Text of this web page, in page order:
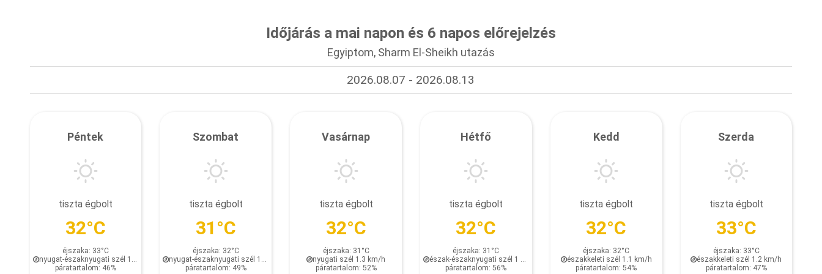
Időjárás a mai napon és 6 napos előrejelzés
Egyiptom, Sharm El-Sheikh utazás
2026.08.07 - 2026.08.13
Péntek
tiszta égbolt
32°C
éjszaka: 33°C
nyugat-északnyugati szél 1.9 km/h
páratartalom: 46%
Szombat
tiszta égbolt
31°C
éjszaka: 32°C
nyugat-északnyugati szél 1.9 km/h
páratartalom: 49%
Vasárnap
tiszta égbolt
32°C
éjszaka: 31°C
nyugati szél 1.3 km/h
páratartalom: 52%
Hétfő
tiszta égbolt
32°C
éjszaka: 31°C
észak-északnyugati szél 1 km/h
páratartalom: 56%
Kedd
tiszta égbolt
32°C
éjszaka: 32°C
északkeleti szél 1.1 km/h
páratartalom: 54%
Szerda
tiszta égbolt
33°C
éjszaka: 33°C
északkeleti szél 1.2 km/h
páratartalom: 47%